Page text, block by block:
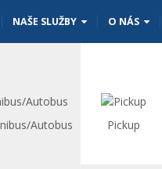
NAŠE SLUŽBY O NÁS
Autobus Pickup